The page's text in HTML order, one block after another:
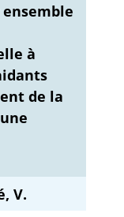
à
de la
V.